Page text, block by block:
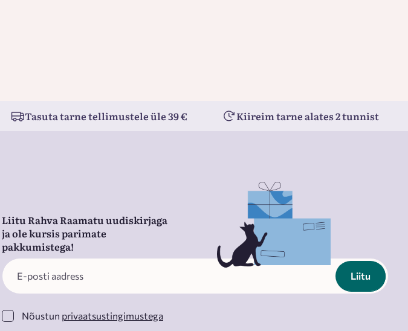
Tasuta tarne tellimustele üle 39 € Kiireim tarne alates 2 tunnist
Liitu Rahva Raamatu uudiskirjaga
ja ole kursis parimate
pakkumistega!
Liitu
Nõustun privaatsustingimustega